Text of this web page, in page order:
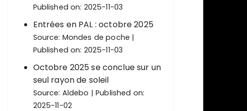
Published on: 2025-11-03
Entrées en PAL : octobre 2025
Source: Mondes de poche
Published on: 2025-11-03
Octobre 2025 se conclue sur un
seul rayon de soleil
Source: Aldebo
Published on:
2025-11-02